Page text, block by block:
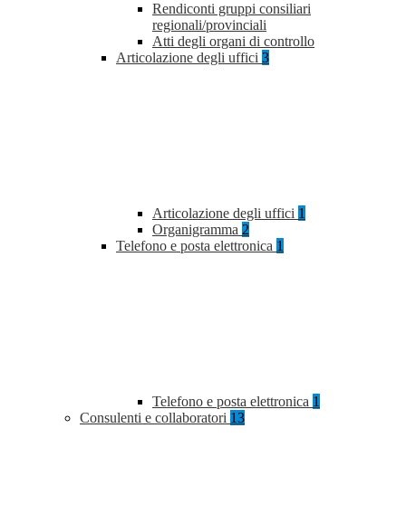
Rendiconti gruppi consiliari
regionali/provinciali
Atti degli organi di controllo
Articolazione degli uffici 3
Articolazione degli uffici 1
Organigramma 2
Telefono e posta elettronica 1
Telefono e posta elettronica 1
Consulenti e collaboratori 13